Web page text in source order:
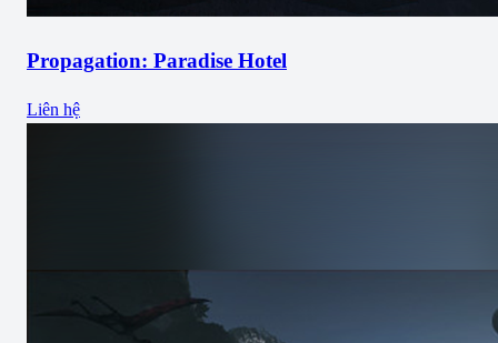
Propagation: Paradise Hotel
Liên hệ